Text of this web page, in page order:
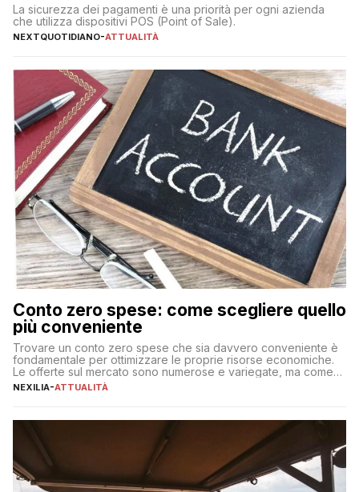
La sicurezza dei pagamenti è una priorità per ogni azienda
che utilizza dispositivi POS (Point of Sale).
NEXTQUOTIDIANO-ATTUALITÀ
Conto zero spese: come scegliere quello
più conveniente
Trovare un conto zero spese che sia davvero conveniente è
fondamentale per ottimizzare le proprie risorse economiche.
Le offerte sul mercato sono numerose e variegate, ma come
individuare quella più adatta alle proprie esigenze senza
sul […]
NEXILIA-ATTUALITÀ